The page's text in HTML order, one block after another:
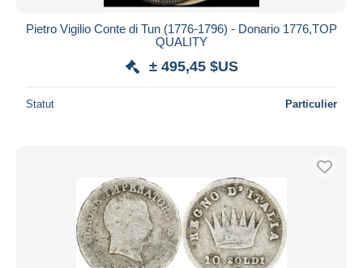
Pietro Vigilio Conte di Tun (1776-1796) - Donario 1776,TOP
QUALITY
± 495,45 $US
Statut Particulier